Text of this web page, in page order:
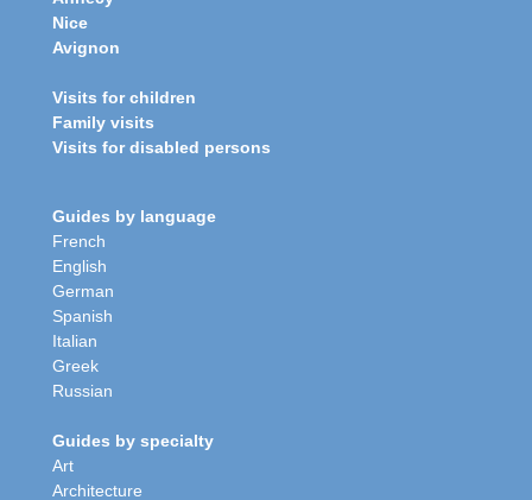
Nice
Avignon
Visits for children
Family visits
Visits for disabled persons
Guides by language
French
English
German
Spanish
Italian
Greek
Russian
Guides by specialty
Art
Architecture